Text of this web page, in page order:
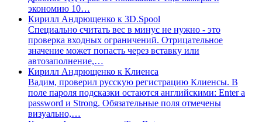
экономию 10…
Кирилл Андрющенко к 3D.Spool
Специально считать вес в минус не нужно - это
проверка входных ограничений. Отрицательное
значение может попасть через вставку или
автозаполнение,…
Кирилл Андрющенко к Клиенса
Вадим, проверил русскую регистрацию Клиенсы. В
поле пароля подсказки остаются английскими: Enter a
password и Strong. Обязательные поля отмечены
визуально,…